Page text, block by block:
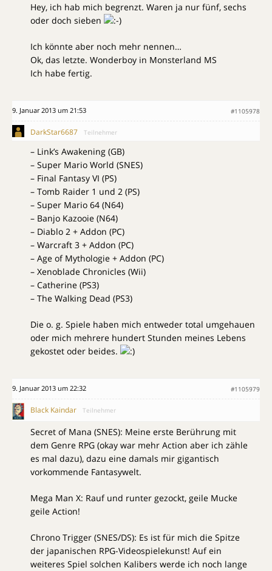
Hey, ich hab mich begrenzt. Waren ja nur fünf, sechs
oder doch sieben
Ich könnte aber noch mehr nennen…
Ok, das letzte. Wonderboy in Monsterland MS
Ich habe fertig.
9. Januar 2013 um 21:53 #1105978
DarkStar6687 Teilnehmer
– Link’s Awakening (GB)
– Super Mario World (SNES)
– Final Fantasy VI (PS)
– Tomb Raider 1 und 2 (PS)
– Super Mario 64 (N64)
– Banjo Kazooie (N64)
– Diablo 2 + Addon (PC)
– Warcraft 3 + Addon (PC)
– Age of Mythologie + Addon (PC)
– Xenoblade Chronicles (Wii)
– Catherine (PS3)
– The Walking Dead (PS3)
Die o. g. Spiele haben mich entweder total umgehauen
oder mich mehrere hundert Stunden meines Lebens
gekostet oder beides.
9. Januar 2013 um 22:32 #1105979
Black Kaindar Teilnehmer
Secret of Mana (SNES): Meine erste Berührung mit
dem Genre RPG (okay war mehr Action aber ich zähle
es mal dazu), dazu eine damals mir gigantisch
vorkommende Fantasywelt.
Mega Man X: Rauf und runter gezockt, geile Mucke
geile Action!
Chrono Trigger (SNES/DS): Es ist für mich die Spitze
der japanischen RPG-Videospielekunst! Auf ein
weiteres Spiel solchen Kalibers werde ich noch lange